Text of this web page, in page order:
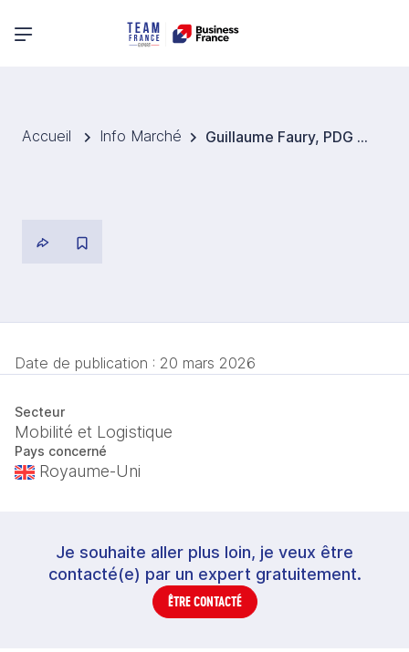
Menu principal
Accueil Info Marché Guillaume Faury, PDG d’Airbus annonce un investissement majeur à Belfast
Date de publication : 20 mars 2026
Secteur
Mobilité et Logistique
Pays concerné
Royaume-Uni
Je souhaite aller plus loin, je veux être
contacté(e) par un expert gratuitement.
ÊTRE CONTACTÉ